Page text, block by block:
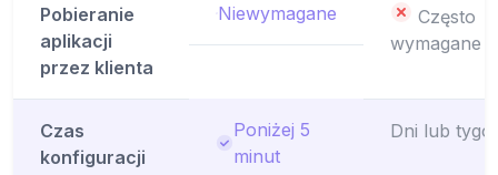
Pobieranie
aplikacji
przez klienta
Niewymagane
Często
wymagane
Czas
konfiguracji
Poniżej 5
minut
Dni lub